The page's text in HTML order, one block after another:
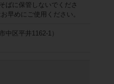
ばに保管しないでくださ
早めにご使用ください。
中区平井1162-1）